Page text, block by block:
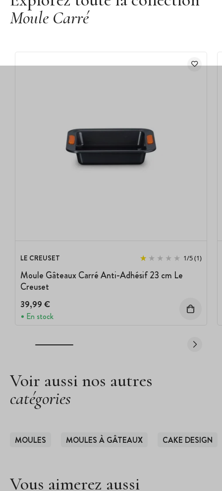
Moule Carré
LE CREUSET 1/5(1)
Moule Gâteaux Carré Anti-Adhésif 23 cm Le
Creuset
39,99 €
En stock
Voir aussi nos autres
catégories
MOULES MOULES À GÂTEAUX CAKE DESIGN
Vous aimerez aussi